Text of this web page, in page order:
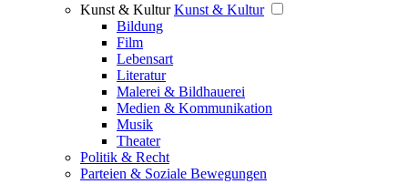
Kunst & Kultur Kunst & Kultur
Bildung
Film
Lebensart
Literatur
Malerei & Bildhauerei
Medien & Kommunikation
Musik
Theater
Politik & Recht
Parteien & Soziale Bewegungen